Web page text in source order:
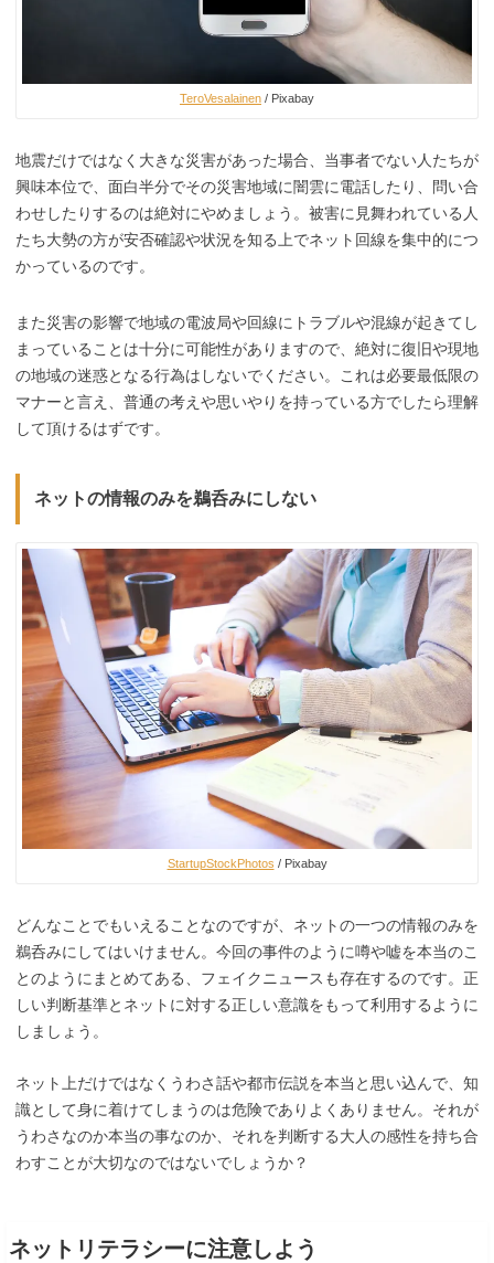
TeroVesalainen / Pixabay
地震だけではなく大きな災害があった場合、当事者でない人たちが
興味本位で、面白半分でその災害地域に闇雲に電話したり、問い合
わせしたりするのは絶対にやめましょう。被害に見舞われている人
たち大勢の方が安否確認や状況を知る上でネット回線を集中的につ
かっているのです。
また災害の影響で地域の電波局や回線にトラブルや混線が起きてし
まっていることは十分に可能性がありますので、絶対に復旧や現地
の地域の迷惑となる行為はしないでください。これは必要最低限の
マナーと言え、普通の考えや思いやりを持っている方でしたら理解
して頂けるはずです。
ネットの情報のみを鵜呑みにしない
StartupStockPhotos / Pixabay
どんなことでもいえることなのですが、ネットの一つの情報のみを
鵜呑みにしてはいけません。今回の事件のように噂や嘘を本当のこ
とのようにまとめてある、フェイクニュースも存在するのです。正
しい判断基準とネットに対する正しい意識をもって利用するように
しましょう。
ネット上だけではなくうわさ話や都市伝説を本当と思い込んで、知
識として身に着けてしまうのは危険でありよくありません。それが
うわさなのか本当の事なのか、それを判断する大人の感性を持ち合
わすことが大切なのではないでしょうか？
ネットリテラシーに注意しよう